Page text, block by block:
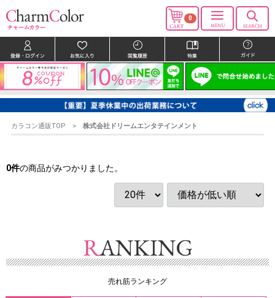
0
カラコン通販TOP 株式会社ドリームエンタテインメント
0件の商品がみつかりました。
売れ筋ランキング